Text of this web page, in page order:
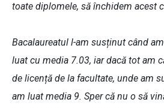
toate diplomele, să închidem acest
Bacalaureatul l-am susținut când
luat cu media 7.03, iar dacă tot am
de licență de la facultate, unde am
am luat media 9. Sper că nu o să